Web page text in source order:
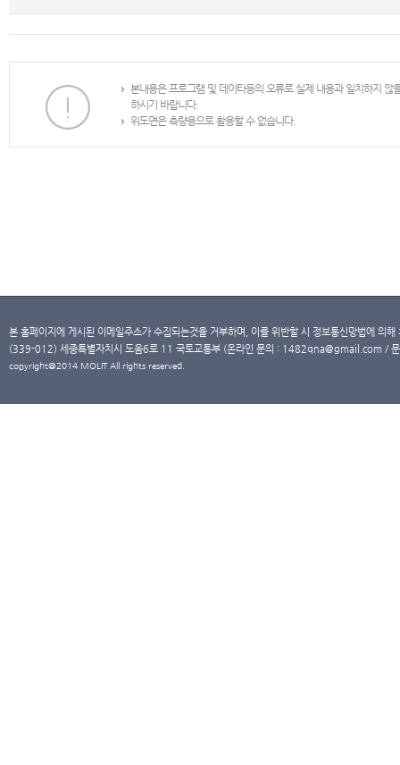
본내용은 프로그램 및 데이타등의 오류로 실제 내용과 일치하지
하시기 바랍니다.
위도면은 측량용으로 활용할 수 없습니다.
본 홈페이지에 게시된 이메일주소가 수집되는것을 거부하며, 이를 위반할 시 정보통신망법에 의
(339-012) 세종특별자치시 도움6로 11 국토교통부 (온라인 문의 : 1482qna@gmail.com /
copyright@2014 MOLIT All rights reserved.